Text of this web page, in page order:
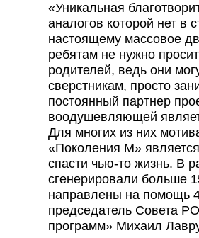
«Уникальная
аналогов которой нет в
настоящему массовое
ребятам не нужно
родителей, ведь они
сверстникам, просто
постоянный партнер
воодушевляющей
Для многих из них
«Поколения М»
спасти чью-то жизнь. В
сгенерировали больше
направлены на помощь
председатель Совета
программ» Михаил